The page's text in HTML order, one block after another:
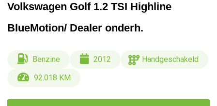
Volkswagen Golf 1.2 TSI Highline
BlueMotion/ Dealer onderh.
Benzine 2012
Handgeschakeld
92.018 KM